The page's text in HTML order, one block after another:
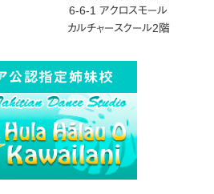
6-6-1 アクロスモール
カルチャースクール2階